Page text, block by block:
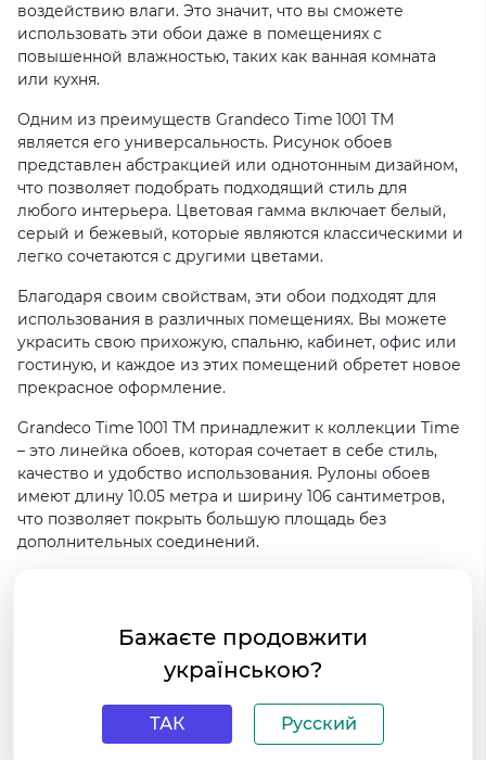
воздействию влаги. Это значит, что вы сможете
использовать эти обои даже в помещениях с
повышенной влажностью, таких как ванная комната
или кухня.
Одним из преимуществ Grandeco Time 1001 TM
является его универсальность. Рисунок обоев
представлен абстракцией или однотонным дизайном,
что позволяет подобрать подходящий стиль для
любого интерьера. Цветовая гамма включает белый,
серый и бежевый, которые являются классическими и
легко сочетаются с другими цветами.
Благодаря своим свойствам, эти обои подходят для
использования в различных помещениях. Вы можете
украсить свою прихожую, спальню, кабинет, офис или
гостиную, и каждое из этих помещений обретет новое
прекрасное оформление.
Grandeco Time 1001 TM принадлежит к коллекции Time
– это линейка обоев, которая сочетает в себе стиль,
качество и удобство использования. Рулоны обоев
имеют длину 10.05 метра и ширину 106 сантиметров,
что позволяет покрыть большую площадь без
дополнительных соединений.
пожаробезопасные, что является особенно важным
фактором для безопасности вашего дома.
Износостойкость гарантирует долгую жизнь обоям,
Влагостойкость позволяет не беспокоиться о
возможности повреждения обоев от попадания воды
Бажаєте продовжити
українською?
ТАК Русский